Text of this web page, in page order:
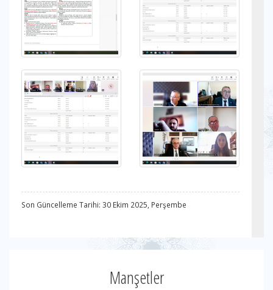
Son Güncelleme Tarihi: 30 Ekim 2025, Perşembe
Manşetler